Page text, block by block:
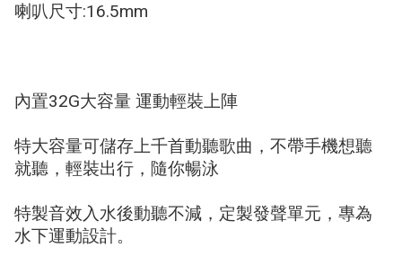
喇叭尺寸:16.5mm
內置32G大容量 運動輕裝上陣
特大容量可儲存上千首動聽歌曲，不帶手機想聽
就聽，輕裝出行，隨你暢泳
特製音效入水後動聽不減，定製發聲單元，專為
水下運動設計。